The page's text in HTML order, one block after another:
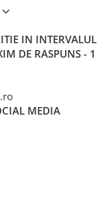
IN INTERVALUL
DE RASPUNS - 1
MEDIA